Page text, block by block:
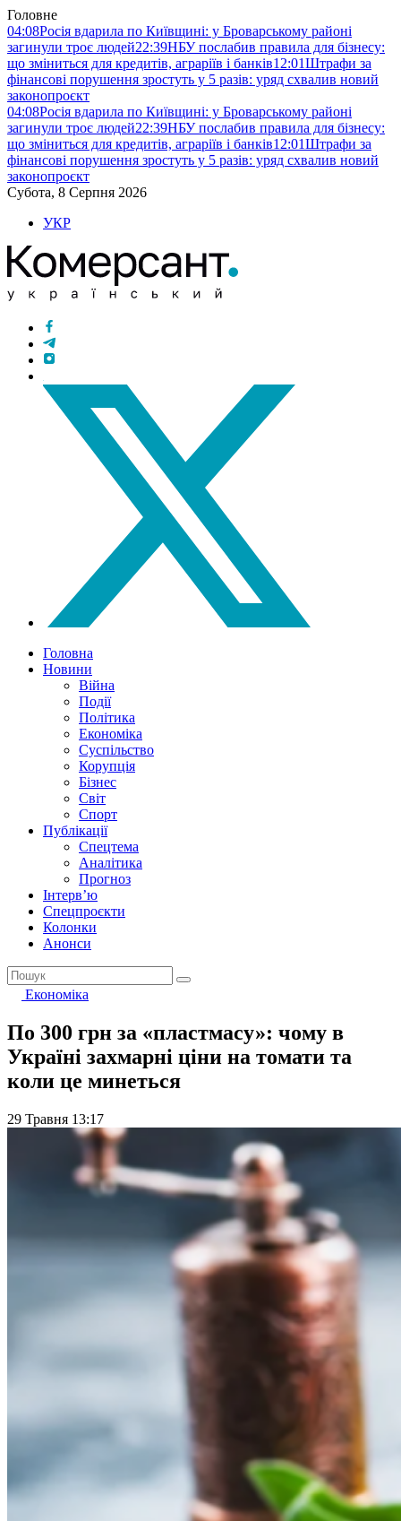
Головне
04:08Росія вдарила по Київщині: у Броварському районі
загинули троє людей22:39НБУ послабив правила для бізнесу:
що зміниться для кредитів, аграріїв і банків12:01Штрафи за
фінансові порушення зростуть у 5 разів: уряд схвалив новий
законопроєкт
04:08Росія вдарила по Київщині: у Броварському районі
загинули троє людей22:39НБУ послабив правила для бізнесу:
що зміниться для кредитів, аграріїв і банків12:01Штрафи за
фінансові порушення зростуть у 5 разів: уряд схвалив новий
законопроєкт
Субота, 8 Серпня 2026
УКР
Головна
Новини
Війна
Події
Політика
Економіка
Суспільство
Корупція
Бізнес
Світ
Спорт
Публікації
Спецтема
Аналітика
Прогноз
Інтерв’ю
Спецпроєкти
Колонки
Анонси
Економіка
По 300 грн за «пластмасу»: чому в
Україні захмарні ціни на томати та
коли це минеться
29 Травня 13:17